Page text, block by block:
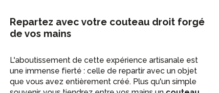
Repartez avec votre couteau droit forgé
de vos mains
L'aboutissement de cette expérience artisanale est
une immense fierté : celle de repartir avec un objet
que vous avez entièrement créé. Plus qu'un simple